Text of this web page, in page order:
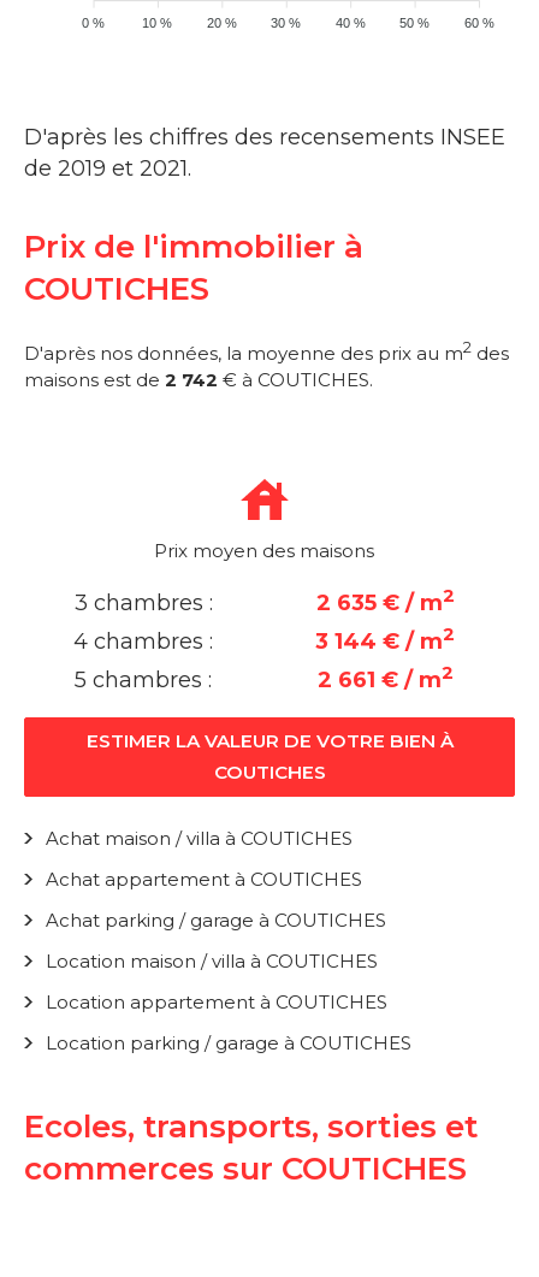
60 %
50 %
40 %
30 %
20 %
10 %
0 %
D'après les chiffres des recensements INSEE
de 2019 et 2021.
Prix de l'immobilier à
COUTICHES
D'après nos données, la moyenne des prix au m2 des
maisons est de 2 742 € à COUTICHES.
Prix moyen des maisons
3 chambres : 2 635 € / m2
4 chambres : 3 144 € / m2
5 chambres : 2 661 € / m2
ESTIMER LA VALEUR DE VOTRE BIEN À
COUTICHES
Achat maison / villa à COUTICHES
Achat appartement à COUTICHES
Achat parking / garage à COUTICHES
Location maison / villa à COUTICHES
Location appartement à COUTICHES
Location parking / garage à COUTICHES
Ecoles, transports, sorties et
commerces sur COUTICHES